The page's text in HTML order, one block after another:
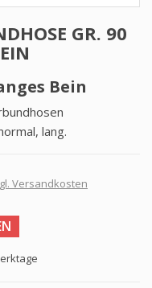
GR. 90
Bein
lang.
Versandkosten